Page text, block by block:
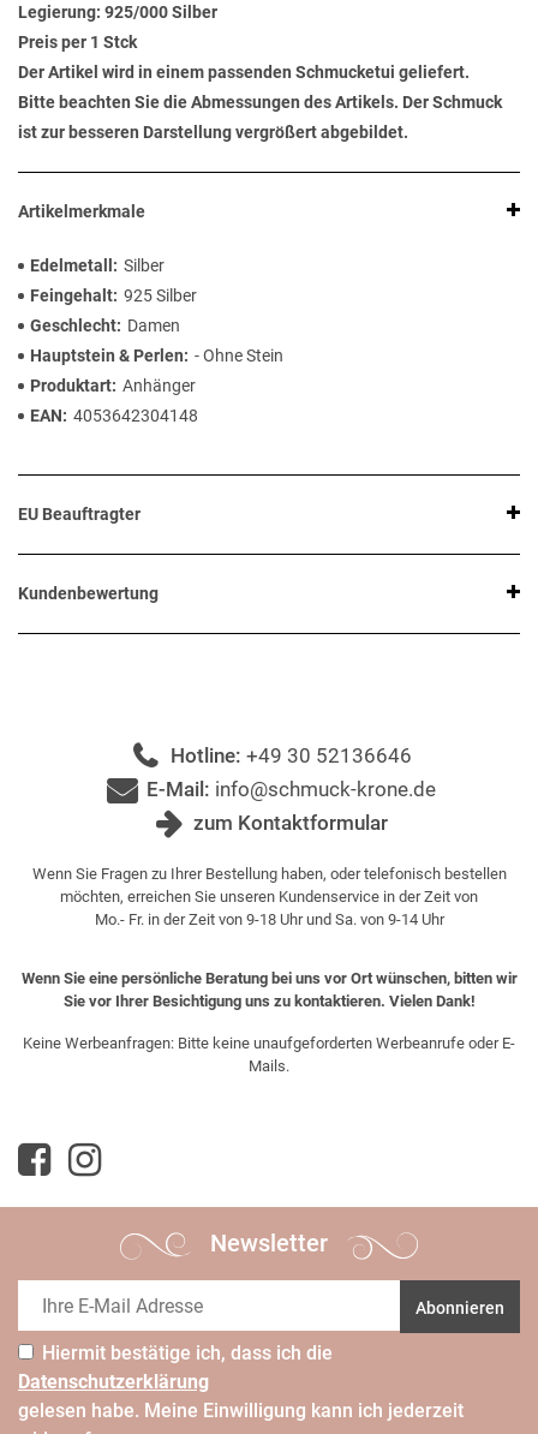
Legierung: 925/000 Silber
Preis per 1 Stck
Der Artikel wird in einem passenden Schmucketui geliefert.
Bitte beachten Sie die Abmessungen des Artikels. Der Schmuck
ist zur besseren Darstellung vergrößert abgebildet.
Artikelmerkmale
Edelmetall
Silber
Feingehalt 925 Silber
Geschlecht
Damen
Hauptstein & Perlen
- Ohne Stein
Produktart Anhänger
EAN
4053642304148
EU Beauftragter
Kundenbewertung
Hotline: +49 30 52136646
E-Mail: info@schmuck-krone.de
zum Kontaktformular
Wenn Sie Fragen zu Ihrer Bestellung haben, oder telefonisch bestellen
möchten, erreichen Sie unseren Kundenservice in der Zeit von
Mo.- Fr. in der Zeit von 9-18 Uhr und Sa. von 9-14 Uhr
Wenn Sie eine persönliche Beratung bei uns vor Ort wünschen, bitten wir
Sie vor Ihrer Besichtigung uns zu kontaktieren. Vielen Dank!
Keine Werbeanfragen: Bitte keine unaufgeforderten Werbeanrufe oder E-
Mails.
Newsletter
Abonnieren
Hiermit bestätige ich, dass ich die
Daten­schutz­erklärung
gelesen habe. Meine Einwilligung kann ich jederzeit